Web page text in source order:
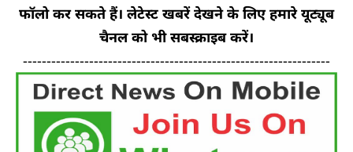
फॉलो कर सकते हैं। लेटेस्ट खबरें देखने के लिए हमारे यूट्यूब
चैनल को भी सबस्क्राइब करें।
-----------------------------------------------------------------